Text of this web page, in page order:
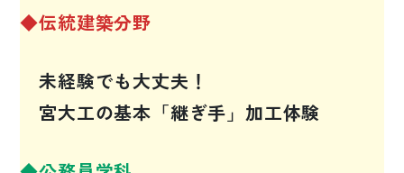
◆伝統建築分野
未経験でも大丈夫！
宮大工の基本「継ぎ手」加工体験